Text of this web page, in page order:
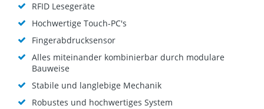
RFID Lesegeräte
Hochwertige Touch-PC's
Fingerabdrucksensor
Alles miteinander kombinierbar durch modulare
Bauweise
Stabile und langlebige Mechanik
Robustes und hochwertiges System